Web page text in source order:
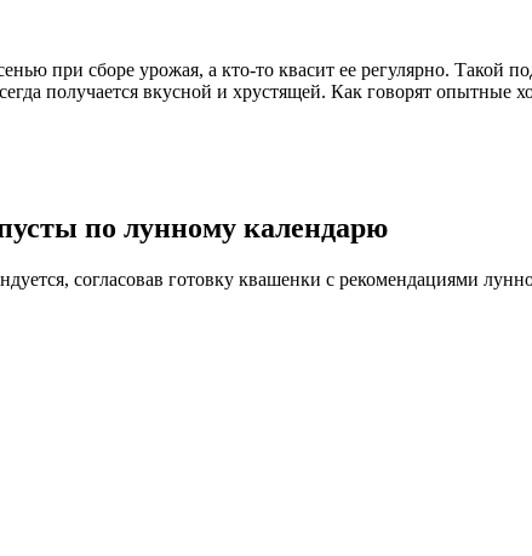
при сборе урожая, а кто-то квасит ее регулярно. Такой
получается вкусной и хрустящей. Как говорят опытные
по лунному календарю
согласовав готовку квашенки с рекомендациями